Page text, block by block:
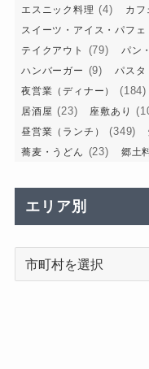
エスニック料理 (4) カフ
スイーツ・アイス・パフェ
テイクアウト (79) パン
ハンバーガー (9) パスタ
夜営業（ディナー） (184)
居酒屋 (23) 座敷あり
昼営業（ランチ） (349)
蕎麦・うどん (23) 郷土
エリア別